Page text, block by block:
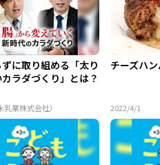
に取り組める「太り
ラダづくり」とは？
乳業株式会社）
チーズハ
2022/4/1